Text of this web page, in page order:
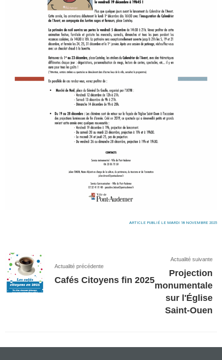
ARTICLE PUBLIÉ LE MARDI 18 NOVEMBRE 2025
Actualité précédente
Cafés Citoyens fin 2025
Actualité suivante
Projection
monumentale
sur l'Église
Saint-Ouen